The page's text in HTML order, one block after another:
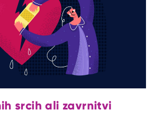
srcih ali zavrnitvi